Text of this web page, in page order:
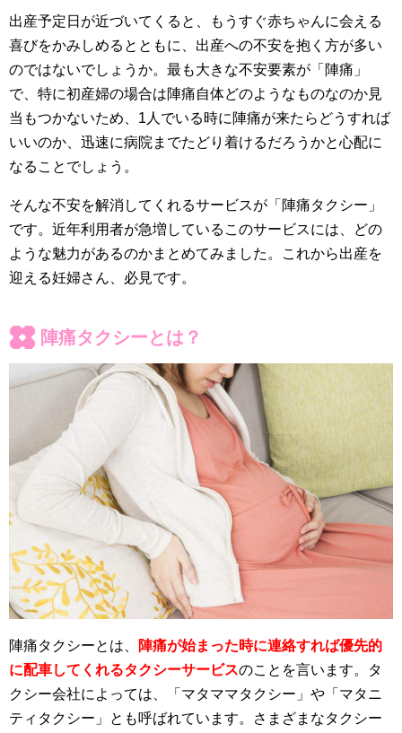
出産予定日が近づいてくると、もうすぐ赤ちゃんに会える
喜びをかみしめるとともに、出産への不安を抱く方が多い
のではないでしょうか。最も大きな不安要素が「陣痛」
で、特に初産婦の場合は陣痛自体どのようなものなのか見
当もつかないため、1人でいる時に陣痛が来たらどうすれば
いいのか、迅速に病院までたどり着けるだろうかと心配に
なることでしょう。
そんな不安を解消してくれるサービスが「陣痛タクシー」
です。近年利用者が急増しているこのサービスには、どの
ような魅力があるのかまとめてみました。これから出産を
迎える妊婦さん、必見です。
陣痛タクシーとは？
陣痛タクシーとは、
陣痛が始まった時に連絡すれば優先的
に配車してくれるタクシーサービスのことを言います。タ
クシー会社によっては、「マタママタクシー」や「マタニ
ティタクシー」とも呼ばれています。さまざまなタクシー